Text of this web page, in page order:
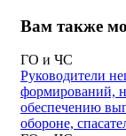
Вам также
ГО и ЧС
Руководители
формирований,
обеспечению
обороне,